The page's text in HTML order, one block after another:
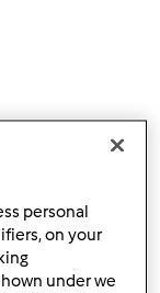
circolare
personal
on your
under we